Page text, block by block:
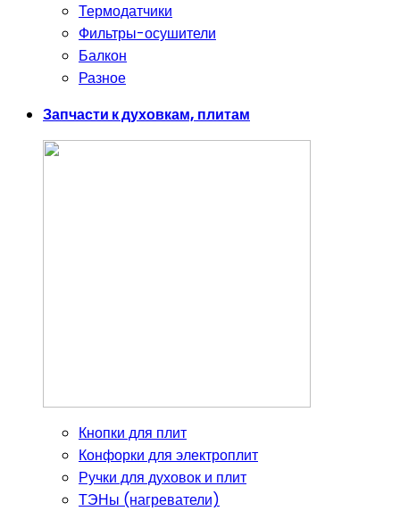
Термодатчики
Фильтры-осушители
Балкон
Разное
Запчасти к духовкам, плитам
Кнопки для плит
Конфорки для электроплит
Ручки для духовок и плит
ТЭНы (нагреватели)